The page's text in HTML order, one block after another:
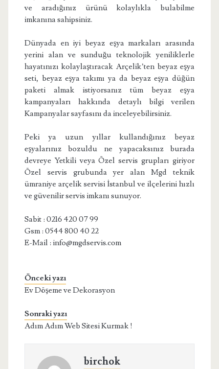
ve aradığınız ürünü kolaylıkla bulabilme
imkanına sahipsiniz.
Dünyada en iyi beyaz eşya markaları arasında
yerini alan ve sunduğu teknolojik yeniliklerle
hayatınızı kolaylaştıracak Arçelik’ten beyaz eşya
seti, beyaz eşya takımı ya da beyaz eşya düğün
paketi almak istiyorsanız tüm beyaz eşya
kampanyaları hakkında detaylı bilgi verilen
Kampanyalar sayfasını da inceleyebilirsiniz.
Peki ya uzun yıllar kullandığınız beyaz
eşyalarınız bozuldu ne yapacaksınız burada
devreye Yetkili veya Özel servis grupları giriyor
Özel servis grubunda yer alan Mgd teknik
ümraniye arçelik servisi İstanbul ve ilçelerini hızlı
ve güvenilir servis imkanı sunuyor.
Sabit : 0216 420 07 99
Gsm : 0544 800 40 22
E-Mail : info@mgdservis.com
Önceki yazı
Ev Döşeme ve Dekorasyon
Sonraki yazı
Adım Adım Web Sitesi Kurmak !
birchok